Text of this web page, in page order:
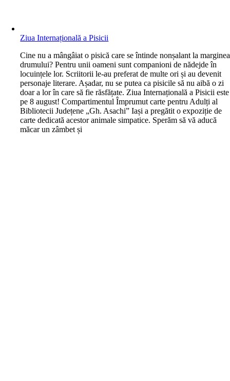
Ziua Internațională a Pisicii
Cine nu a mângâiat o pisică care se întinde nonșalant la marginea
drumului? Pentru unii oameni sunt companioni de nădejde în
locuințele lor. Scriitorii le-au preferat de multe ori și au devenit
personaje literare. Așadar, nu se putea ca pisicile să nu aibă o zi
doar a lor în care să fie răsfățate. Ziua Internațională a Pisicii este
pe 8 august! Compartimentul Împrumut carte pentru Adulți al
Bibliotecii Județene „Gh. Asachi” Iași a pregătit o expoziție de
carte dedicată acestor animale simpatice. Sperăm să vă aducă
măcar un zâmbet și